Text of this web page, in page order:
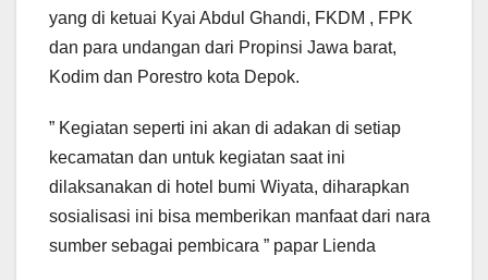
yang di ketuai Kyai Abdul Ghandi, FKDM , FPK
dan para undangan dari Propinsi Jawa barat,
Kodim dan Porestro kota Depok.
” Kegiatan seperti ini akan di adakan di setiap
kecamatan dan untuk kegiatan saat ini
dilaksanakan di hotel bumi Wiyata, diharapkan
sosialisasi ini bisa memberikan manfaat dari nara
sumber sebagai pembicara ” papar Lienda